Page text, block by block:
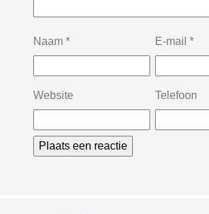
Naam * E-mail *
Website Telefoon